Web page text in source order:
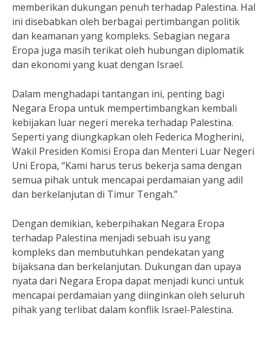
memberikan dukungan penuh terhadap Palestina. Hal
ini disebabkan oleh berbagai pertimbangan politik
dan keamanan yang kompleks. Sebagian negara
Eropa juga masih terikat oleh hubungan diplomatik
dan ekonomi yang kuat dengan Israel.
Dalam menghadapi tantangan ini, penting bagi
Negara Eropa untuk mempertimbangkan kembali
kebijakan luar negeri mereka terhadap Palestina.
Seperti yang diungkapkan oleh Federica Mogherini,
Wakil Presiden Komisi Eropa dan Menteri Luar Negeri
Uni Eropa, “Kami harus terus bekerja sama dengan
semua pihak untuk mencapai perdamaian yang adil
dan berkelanjutan di Timur Tengah.”
Dengan demikian, keberpihakan Negara Eropa
terhadap Palestina menjadi sebuah isu yang
kompleks dan membutuhkan pendekatan yang
bijaksana dan berkelanjutan. Dukungan dan upaya
nyata dari Negara Eropa dapat menjadi kunci untuk
mencapai perdamaian yang diinginkan oleh seluruh
pihak yang terlibat dalam konflik Israel-Palestina.